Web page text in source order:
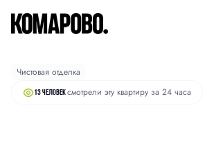
Студия35.9 м2
Чистовая отделка
13 человексмотрели эту квартиру за 24 часа